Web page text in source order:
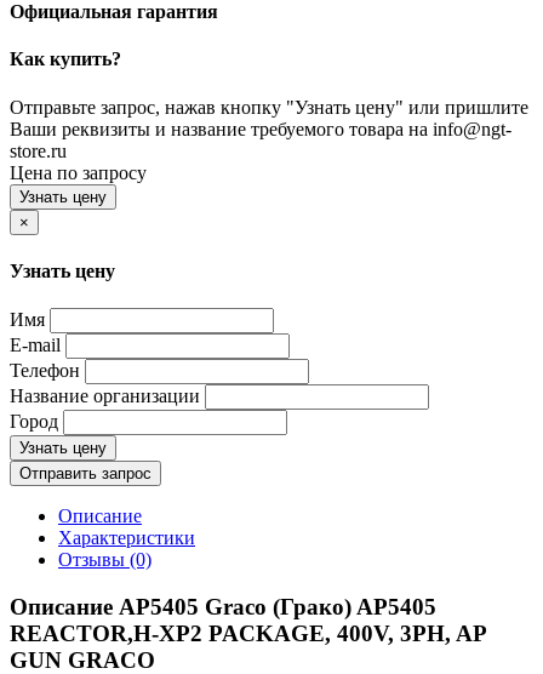
Официальная гарантия
Как купить?
Отправьте запрос, нажав кнопку "Узнать цену" или пришлите
Ваши реквизиты и название требуемого товара на info@ngt-
store.ru
Цена по запросу
Узнать цену
×
Узнать цену
Имя
E-mail
Телефон
Название организации
Город
Узнать цену
Отправить запрос
Описание
Характеристики
Отзывы (0)
Описание AP5405 Graco (Грако) AP5405
REACTOR,H-XP2 PACKAGE, 400V, 3PH, AP
GUN GRACO